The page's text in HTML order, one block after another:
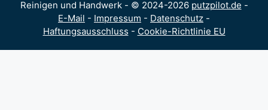
Reinigen und Handwerk - © 2024-2026 putzpilot.de -
E-Mail - Impressum - Datenschutz -
Haftungsausschluss - Cookie-Richtlinie EU